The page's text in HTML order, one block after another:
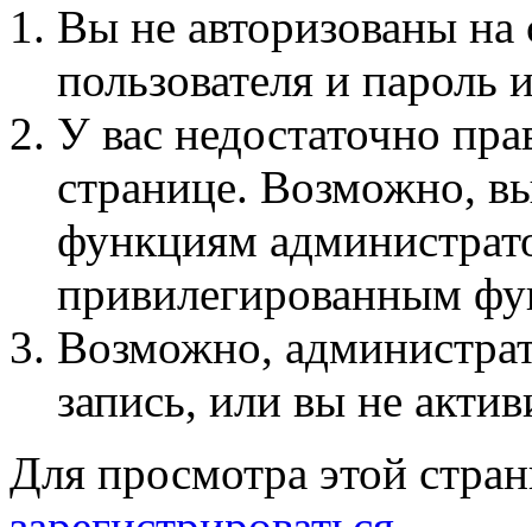
Вы не авторизованы на
пользователя и пароль
У вас недостаточно
странице. Возможно,
функциям
привилегированным
Возможно,
запись, или вы не
Для просмотра этой